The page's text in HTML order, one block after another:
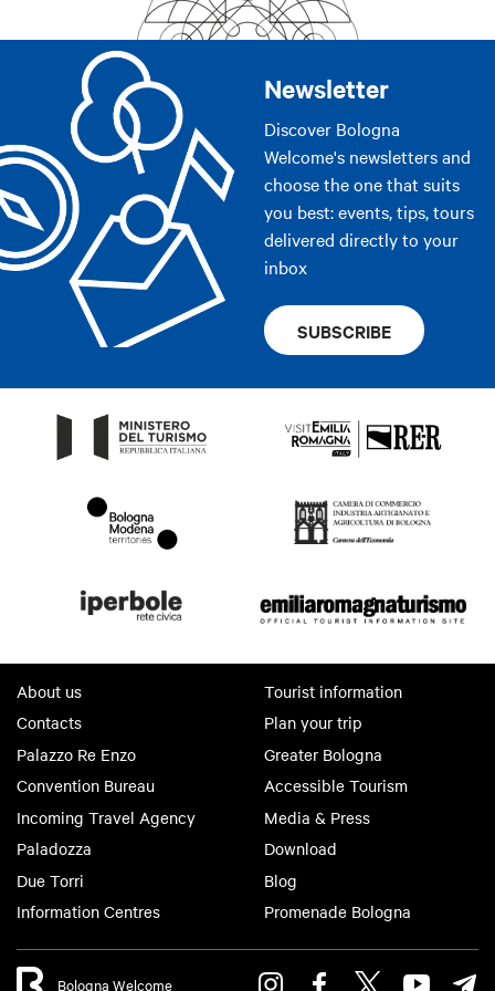
Newsletter
Discover Bologna
Welcome's newsletters and
choose the one that suits
you best: events, tips, tours
delivered directly to your
inbox
SUBSCRIBE
About us
Contacts
Palazzo Re Enzo
Convention Bureau
Incoming Travel Agency
Paladozza
Due Torri
Information Centres
Tourist information
Plan your trip
Greater Bologna
Accessible Tourism
Media & Press
Download
Blog
Promenade Bologna
Bologna Welcome